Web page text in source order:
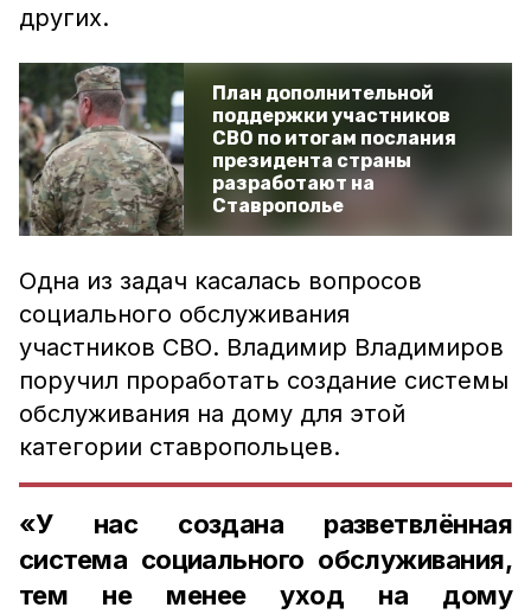
других.
План дополнительной
поддержки участников
СВО по итогам послания
президента страны
разработают на
Ставрополье
Одна из задач касалась вопросов
социального обслуживания
участников СВО. Владимир Владимиров
поручил проработать создание системы
обслуживания на дому для этой
категории ставропольцев.
«У нас создана разветвлённая
система социального обслуживания,
тем не менее уход на дому